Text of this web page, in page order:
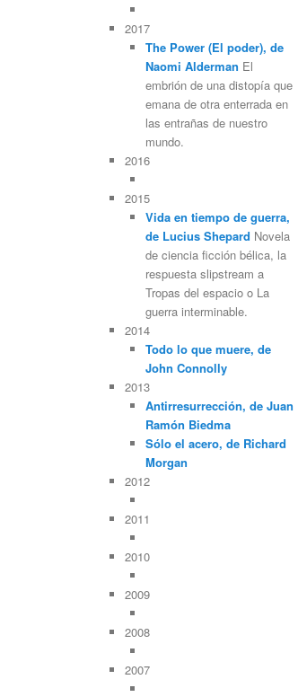
2017
The Power (El poder), de
Naomi Alderman El
embrión de una distopía que
emana de otra enterrada en
las entrañas de nuestro
mundo.
2016
2015
Vida en tiempo de guerra,
de Lucius Shepard Novela
de ciencia ficción bélica, la
respuesta slipstream a
Tropas del espacio o La
guerra interminable.
2014
Todo lo que muere, de
John Connolly
2013
Antirresurrección, de Juan
Ramón Biedma
Sólo el acero, de Richard
Morgan
2012
2011
2010
2009
2008
2007